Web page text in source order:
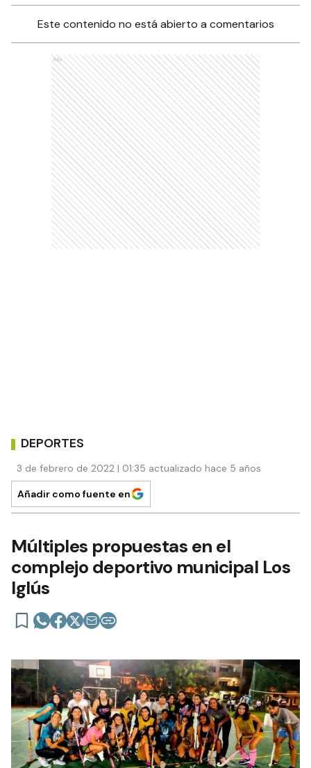
Este contenido no está abierto a comentarios
Ads
DEPORTES
3 de febrero de 2022 | 01:35 actualizado hace 5 años
Añadir como fuente en
Múltiples propuestas en el
complejo deportivo municipal Los
Iglús